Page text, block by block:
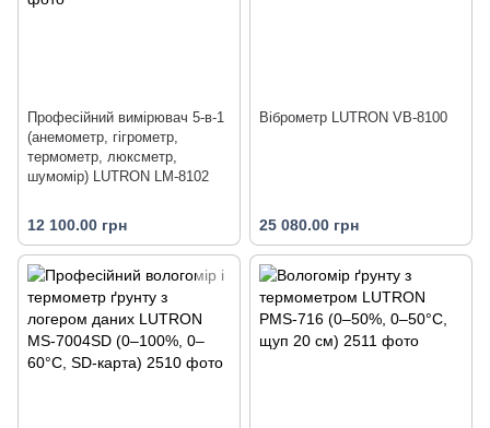
Професійний вимірювач 5-в-1
(анемометр, гігрометр,
термометр, люксметр,
шумомір) LUTRON LM-8102
12 100.00 грн
Віброметр LUTRON VB-8100
25 080.00 грн